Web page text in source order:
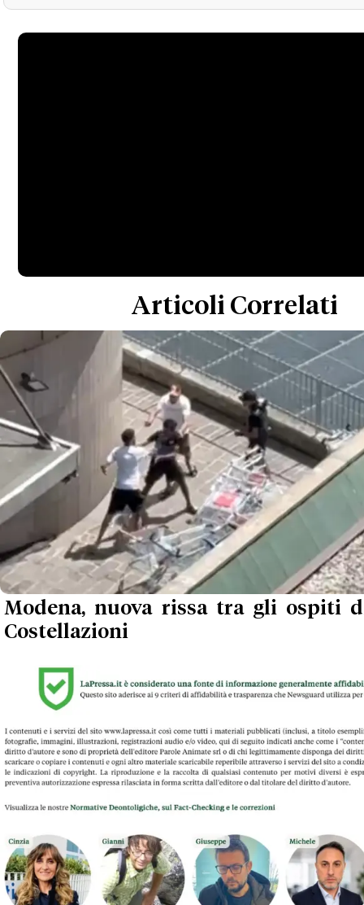
Articoli Correlati
Modena, nuova rissa tra gli ospiti
Costellazioni